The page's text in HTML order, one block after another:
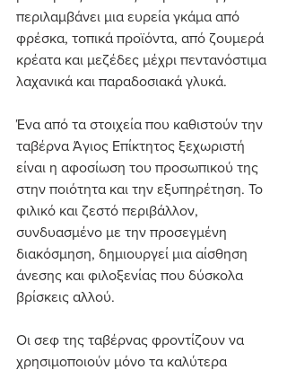
περιλαμβάνει μια ευρεία γκάμα από
φρέσκα, τοπικά προϊόντα, από ζουμερά
κρέατα και μεζέδες μέχρι πεντανόστιμα
λαχανικά και παραδοσιακά γλυκά.
Ένα από τα στοιχεία που καθιστούν την
ταβέρνα Άγιος Επίκτητος ξεχωριστή
είναι η αφοσίωση του προσωπικού της
στην ποιότητα και την εξυπηρέτηση. Το
φιλικό και ζεστό περιβάλλον,
συνδυασμένο με την προσεγμένη
διακόσμηση, δημιουργεί μια αίσθηση
άνεσης και φιλοξενίας που δύσκολα
βρίσκεις αλλού.
Οι σεφ της ταβέρνας φροντίζουν να
χρησιμοποιούν μόνο τα καλύτερα